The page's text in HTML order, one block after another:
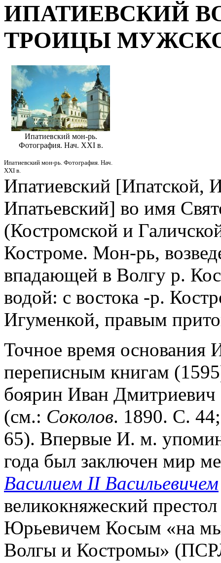
ИПАТИЕВСКИЙ
ТРОИЦЫ
Ипатиевский мон-рь.
Фотография. Нач. XXI в.
Ипатиевский мон-рь. Фотография. Нач.
XXI в.
Ипатиевский [Ипатской,
Ипатьевский] во имя
(Костромской и
Костроме. Мон-рь,
впадающей в Волгу р.
водой: с востока -р.
Игуменкой, правым
Точное время основания
переписным книгам
боярин Иван
(см.: Соколов. 1890. С.
65). Впервые И. м.
года был заключен мир
Василием II Васильевичем
великокняжеский
Юрьевичем Косым «на
Волгы и Костромы»